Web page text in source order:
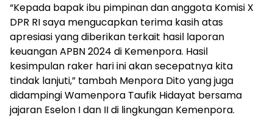
“Kepada bapak ibu pimpinan dan anggota Komisi X
DPR RI saya mengucapkan terima kasih atas
apresiasi yang diberikan terkait hasil laporan
keuangan APBN 2024 di Kemenpora. Hasil
kesimpulan raker hari ini akan secepatnya kita
tindak lanjuti,” tambah Menpora Dito yang juga
didampingi Wamenpora Taufik Hidayat bersama
jajaran Eselon I dan II di lingkungan Kemenpora.